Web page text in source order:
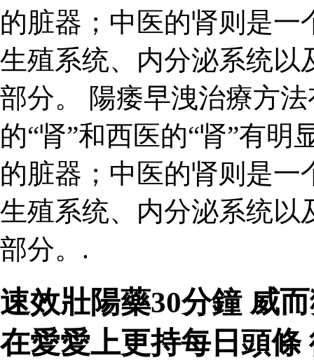
的脏器；中医的肾则是
生殖系统、内分泌系统以
部分。 陽痿早洩治療方
的“肾”和西医的“肾”有
的脏器；中医的肾则是
生殖系统、内分泌系统以
部分。.
速效壯陽藥30分鐘 威
在愛愛上更持每日頭條